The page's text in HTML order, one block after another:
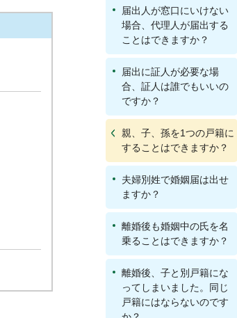
届出人が窓口にいけない
場合、代理人が届出する
ことはできますか？
届出に証人が必要な場
合、証人は誰でもいいの
ですか？
親、子、孫を1つの戸籍に
することはできますか？
夫婦別姓で婚姻届は出せ
ますか？
離婚後も婚姻中の氏を名
乗ることはできますか？
離婚後、子と別戸籍にな
ってしまいました。同じ
戸籍にはならないのです